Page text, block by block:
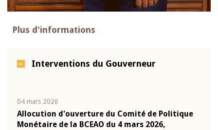
Plus d'informations
Interventions du Gouverneur
04 mars 2026
Allocution d'ouverture du Comité de Politique
Monétaire de la BCEAO du 4 mars 2026,